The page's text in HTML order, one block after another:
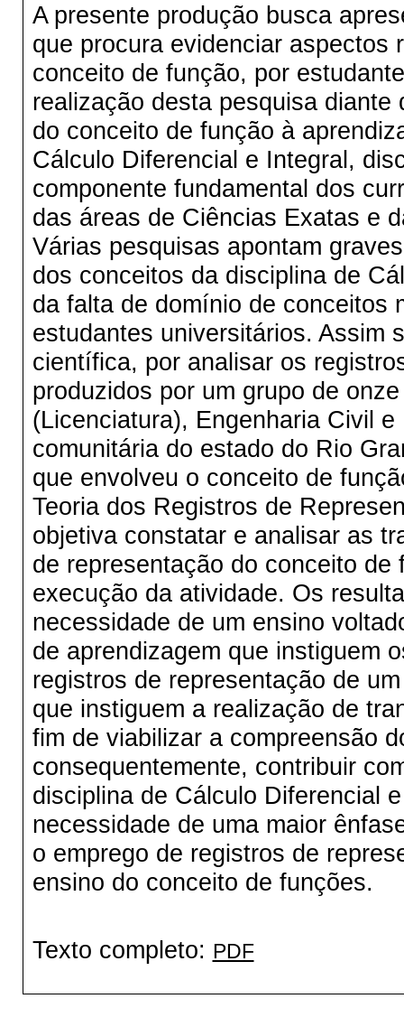
A presente produção busca
que procura evidenciar aspectos
conceito de função, por
realização desta pesquisa
do conceito de função à
Cálculo Diferencial e Integral,
componente fundamental dos
das áreas de Ciências Exatas e
Várias pesquisas apontam
dos conceitos da disciplina de
da falta de domínio de conceitos
estudantes universitários. Assim
científica, por analisar os
produzidos por um grupo de
(Licenciatura), Engenharia Civil
comunitária do estado do Rio
que envolveu o conceito de
Teoria dos Registros de
objetiva constatar e analisar as
de representação do conceito
execução da atividade. Os
necessidade de um ensino
de aprendizagem que instiguem
registros de representação de
que instiguem a realização de
fim de viabilizar a compreensão
consequentemente, contribuir
disciplina de Cálculo Diferencial
necessidade de uma maior
o emprego de registros de
ensino do conceito de funções.
Texto completo: PDF